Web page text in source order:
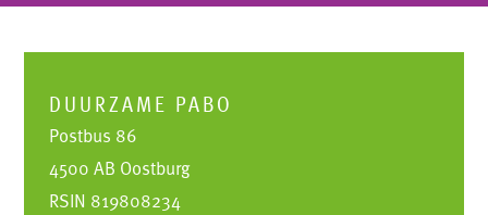
DUURZAME PABO
Postbus 86
4500 AB Oostburg
RSIN 819808234